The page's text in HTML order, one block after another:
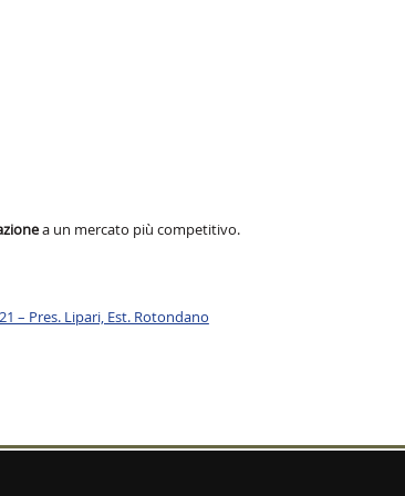
a un mercato più competitivo.
– Pres. Lipari, Est. Rotondano